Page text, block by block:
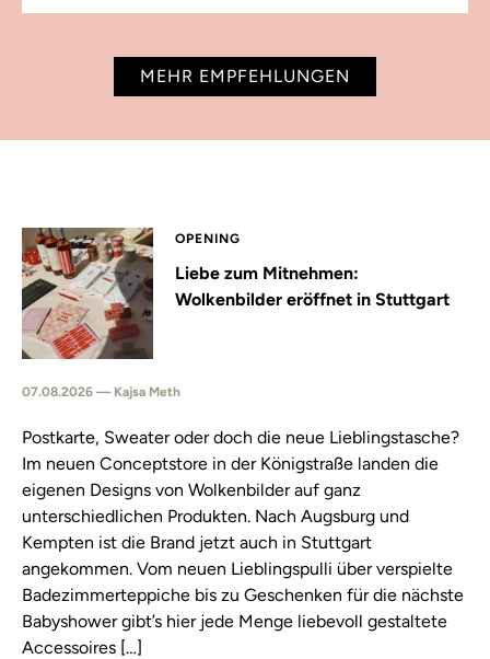
MEHR EMPFEHLUNGEN
OPENING
Liebe zum Mitnehmen:
Wolkenbilder eröffnet in Stuttgart
07.08.2026 — Kajsa Meth
Postkarte, Sweater oder doch die neue Lieblingstasche?
Im neuen Conceptstore in der Königstraße landen die
eigenen Designs von Wolkenbilder auf ganz
unterschiedlichen Produkten. Nach Augsburg und
Kempten ist die Brand jetzt auch in Stuttgart
angekommen. Vom neuen Lieblingspulli über verspielte
Badezimmerteppiche bis zu Geschenken für die nächste
Babyshower gibt’s hier jede Menge liebevoll gestaltete
Accessoires […]